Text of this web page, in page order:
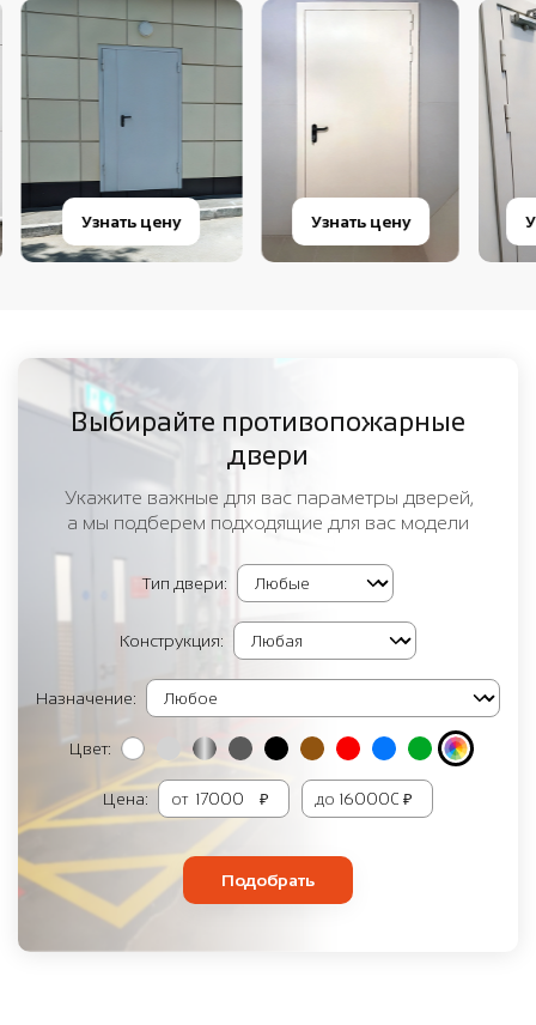
Узнать цену Узнать цену
Выбирайте противопожарные
двери
Укажите важные для вас параметры дверей,
а мы подберем подходящие для вас модели
Тип двери:
Конструкция:
Назначение:
Цвет:
Цена: от ₽ до ₽
Подобрать